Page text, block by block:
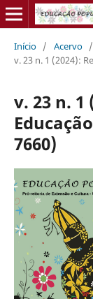
Início / Acervo /
v. 23 n. 1 (2024):
v. 23 n. 1
7660)